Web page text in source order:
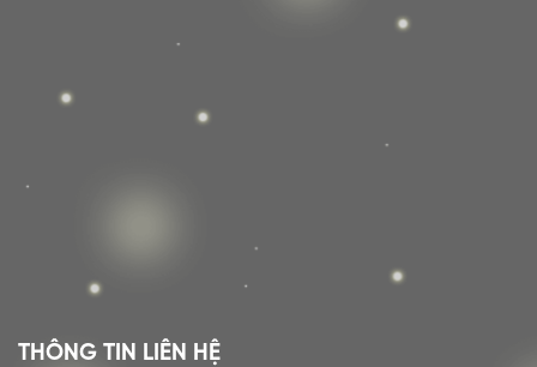
THÔNG TIN LIÊN HỆ